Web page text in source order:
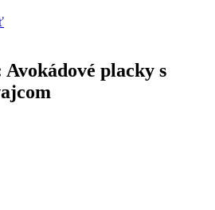
placky s